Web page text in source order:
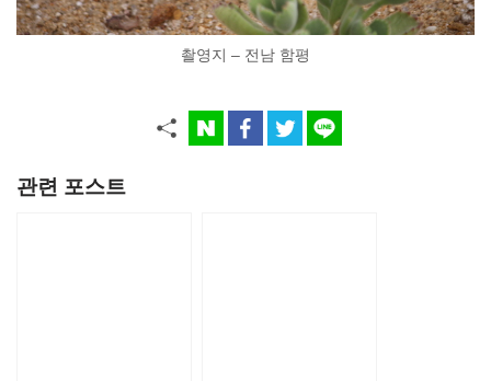
촬영지 – 전남 함평
관련 포스트